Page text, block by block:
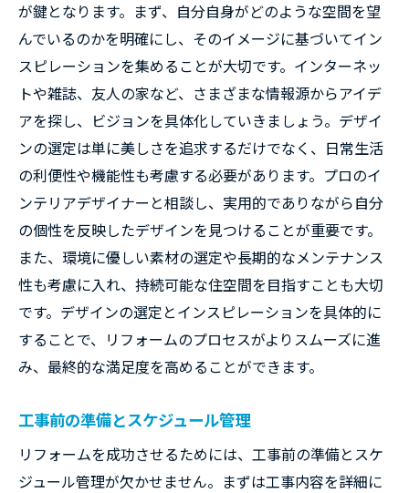
方
適正な予算配分のポイント
工期の見積もりと調整方法
予算の範囲内での優先順位付け
資金計画とローンの選択肢
予算オーバー時の対応策
工期短縮のための戦略
生活の質を向上させるためのリフォーム秘訣
自然素材の活用と快適性向上
断熱性能の改善による省エネ効果
ストレスフリーな動線設計
プライバシーを守る工夫
健康を考慮した空調システム
光と風を活かした設計
が鍵となります。まず、自分自身がどのような空間を望
んでいるのかを明確にし、そのイメージに基づいてイン
スピレーションを集めることが大切です。インターネッ
トや雑誌、友人の家など、さまざまな情報源からアイデ
アを探し、ビジョンを具体化していきましょう。デザイ
ンの選定は単に美しさを追求するだけでなく、日常生活
の利便性や機能性も考慮する必要があります。プロのイ
ンテリアデザイナーと相談し、実用的でありながら自分
の個性を反映したデザインを見つけることが重要です。
また、環境に優しい素材の選定や長期的なメンテナンス
性も考慮に入れ、持続可能な住空間を目指すことも大切
です。デザインの選定とインスピレーションを具体的に
することで、リフォームのプロセスがよりスムーズに進
み、最終的な満足度を高めることができます。
工事前の準備とスケジュール管理
リフォームを成功させるためには、工事前の準備とスケ
ジュール管理が欠かせません。まずは工事内容を詳細に